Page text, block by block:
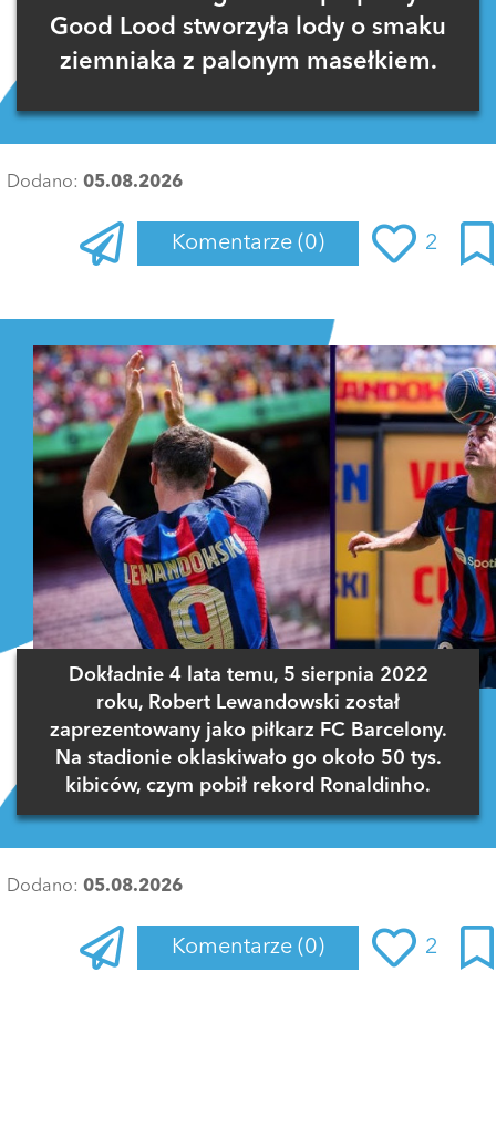
Good Lood stworzyła lody o smaku
ziemniaka z palonym masełkiem.
Dodano: 05.08.2026
Komentarze (0) 2
Dokładnie 4 lata temu, 5 sierpnia 2022
roku, Robert Lewandowski został
zaprezentowany jako piłkarz FC Barcelony.
Na stadionie oklaskiwało go około 50 tys.
kibiców, czym pobił rekord Ronaldinho.
Dodano: 05.08.2026
Komentarze (0) 2